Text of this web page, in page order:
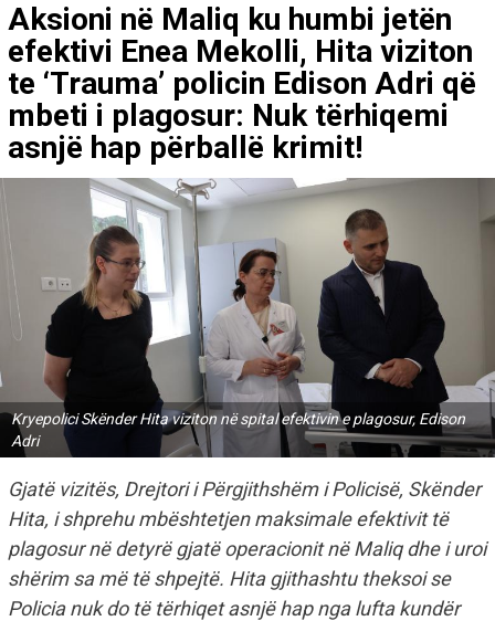
Aksioni në Maliq ku humbi jetën
efektivi Enea Mekolli, Hita viziton
te ‘Trauma’ policin Edison Adri që
mbeti i plagosur: Nuk tërhiqemi
asnjë hap përballë krimit!
Kryepolici Skënder Hita viziton në spital efektivin e plagosur, Edison
Adri
Gjatë vizitës, Drejtori i Përgjithshëm i Policisë, Skënder
Hita, i shprehu mbështetjen maksimale efektivit të
plagosur në detyrë gjatë operacionit në Maliq dhe i uroi
shërim sa më të shpejtë. Hita gjithashtu theksoi se
Policia nuk do të tërhiqet asnjë hap nga lufta kundër